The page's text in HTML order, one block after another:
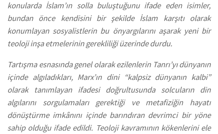
konularda İslam’ın solla buluştuğunu ifade eden isimler,
bundan önce kendisini bir şekilde İslam karşıtı olarak
konumlayan sosyalistlerin bu önyargılarını aşarak yeni bir
teoloji inşa etmelerinin gerekliliği üzerinde durdu.
Tartışma esnasında genel olarak ezilenlerin Tanrı’yı dünyanın
içinde algıladıkları, Marx’ın dini “kalpsiz dünyanın kalbi”
olarak tanımlayan ifadesi doğrultusunda solcuların din
algılarını sorgulamaları gerektiği ve metafiziğin hayatı
dönüştürme imkânını içinde barındıran devrimci bir yöne
sahip olduğu ifade edildi. Teoloji kavramının kökenlerini ele